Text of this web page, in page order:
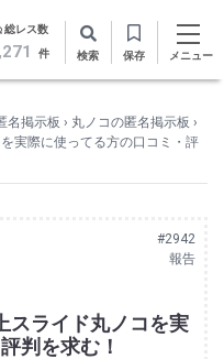
総レス数
件 検索 保存 メニュー
名掲示板 › 丸ノコの匿名掲示板 ›
実際に使ってる方の口コミ・評
#2942
報告
スライド丸ノコを実
判を求む！